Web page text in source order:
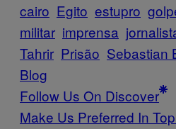
cairo Egito estupro
militar imprensa
Tahrir Prisão Sebastian
Blog
Follow Us On Discover
Make Us Preferred In